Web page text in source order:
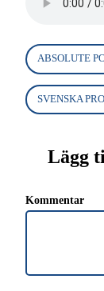
ABSOLUTE
SVENSKA
Lägg
Kommentar